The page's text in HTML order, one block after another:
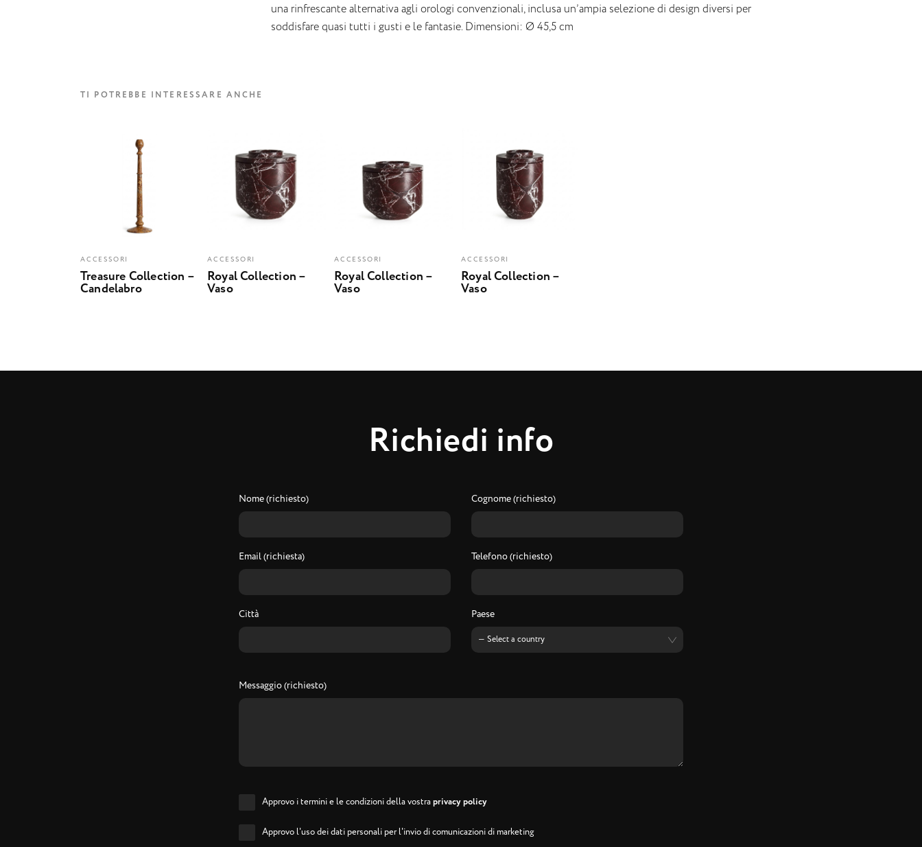
una rinfrescante alternativa agli orologi convenzionali, inclusa un’ampia selezione di design diversi per
soddisfare quasi tutti i gusti e le fantasie.‎ Dimensioni: Ø 45,5 cm
TI POTREBBE INTERESSARE ANCHE
ACCESSORI
Treasure Collection –
Candelabro
ACCESSORI
Royal Collection –
Vaso
ACCESSORI
Royal Collection –
Vaso
ACCESSORI
Royal Collection –
Vaso
Richiedi info
Nome (richiesto) Cognome (richiesto)
Email (richiesta) Telefono (richiesto)
Città Paese
Messaggio (richiesto)
Approvo i termini e le condizioni della vostraprivacy policy
Approvo l'uso dei dati personali per l'invio di comunicazioni di marketing